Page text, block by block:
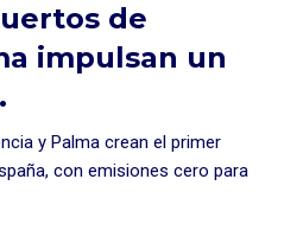
de
impulsan un
y Palma crean el primer
con emisiones cero para